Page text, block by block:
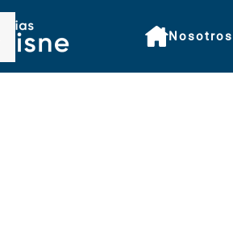
Nosotros